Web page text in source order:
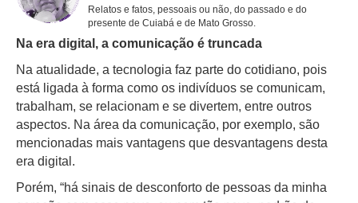
Relatos e fatos, pessoais ou não, do passado e do
presente de Cuiabá e de Mato Grosso.
Na era digital, a comunicação é truncada
Na atualidade, a tecnologia faz parte do cotidiano, pois
está ligada à forma como os indivíduos se comunicam,
trabalham, se relacionam e se divertem, entre outros
aspectos. Na área da comunicação, por exemplo, são
mencionadas mais vantagens que desvantagens desta
era digital.
Porém, “há sinais de desconforto de pessoas da minha